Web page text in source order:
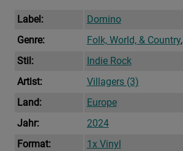
Label:
Domino
Genre:
Folk, World, & Country,
Stil:
Indie Rock
Artist:
Villagers (3)
Land:
Europe
Jahr:
2024
Format:
1x Vinyl